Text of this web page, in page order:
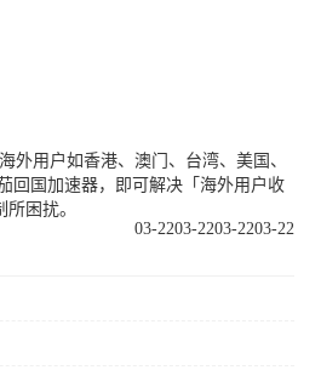
用户如香港、澳门、台湾、美国、
回国加速器，即可解决「海外用户收
困扰。
03-22
03-22
03-22
03-22